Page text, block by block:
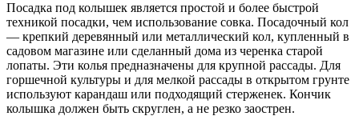
Посадка под колышек является простой и более быстрой
техникой посадки, чем использование совка. Посадочный кол
— крепкий деревянный или металлический кол, купленный в
садовом магазине или сделанный дома из черенка старой
лопаты. Эти колья предназначены для крупной рассады. Для
горшечной культуры и для мелкой рассады в открытом грунте
используют карандаш или подходящий стерженек. Кончик
колышка должен быть скруглен, а не резко заострен.